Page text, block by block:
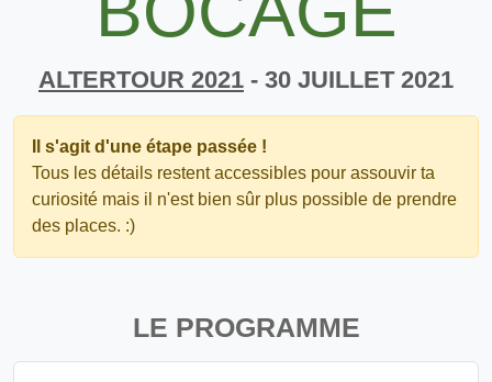
ALTERTOUR 2021 - 30 JUILLET 2021
Il s'agit d'une étape passée !
Tous les détails restent accessibles pour assouvir ta
curiosité mais il n'est bien sûr plus possible de prendre
des places. :)
LE PROGRAMME